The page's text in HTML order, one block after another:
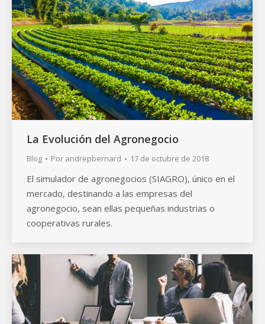
La Evolución del Agronegocio
Blog Por andrepbernard 17 de octubre de 2018
El simulador de agronegocios (SIAGRO), único en el
mercado, destinando a las empresas del
agronegocio, sean ellas pequeñas industrias o
cooperativas rurales.